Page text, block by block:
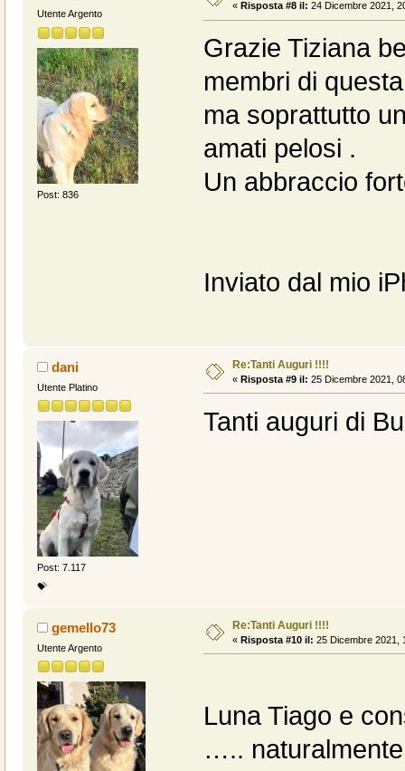
Utente Argento
Post: 836
« Risposta #8 il: 24 Dicembre 2021,
Grazie Tiziana
membri di
ma soprattutto
amati pelosi .
Un abbraccio
Inviato dal mio
dani
Utente Platino
Post: 7.117
💝
Re:Tanti Auguri !!!!
« Risposta #9 il: 25 Dicembre 2021,
Tanti auguri di
gemello73
Utente Argento
Re:Tanti Auguri !!!!
« Risposta #10 il: 25 Dicembre 2021,
Luna Tiago e
…..